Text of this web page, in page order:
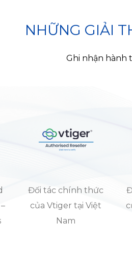
NHỮNG GIẢI
Ghi nhận hành
Đối tác chính thức
của Vtiger tại Việt
Nam